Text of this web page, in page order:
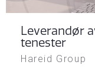
Leverandør
tenester
Hareid Group